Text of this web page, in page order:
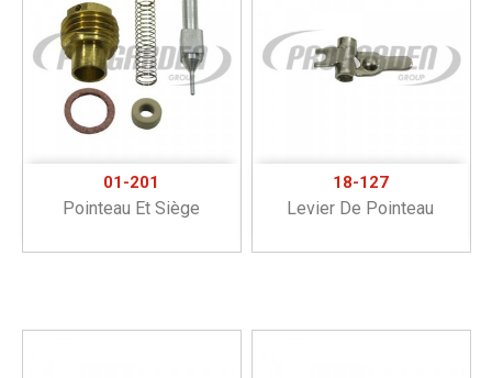
01-201
Pointeau Et Siège
18-127
Levier De Pointeau